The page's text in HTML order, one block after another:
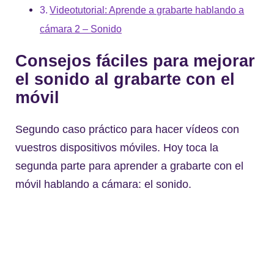
Videotutorial: Aprende a grabarte hablando a
cámara 2 – Sonido
Consejos fáciles para mejorar
el sonido al grabarte con el
móvil
Segundo caso práctico para hacer vídeos con
vuestros dispositivos móviles. Hoy toca la
segunda parte para aprender a grabarte con el
móvil hablando a cámara: el sonido.